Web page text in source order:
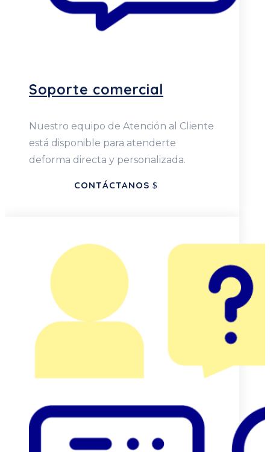
Soporte comercial
Nuestro equipo de Atención al Cliente
está disponible para atenderte
deforma directa y personalizada.
CONTÁCTANOS